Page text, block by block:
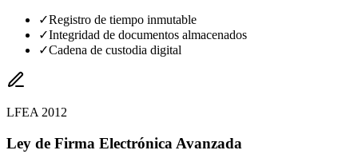
✓Registro de tiempo inmutable
✓Integridad de documentos almacenados
✓Cadena de custodia digital
LFEA 2012
Ley de Firma Electrónica Avanzada